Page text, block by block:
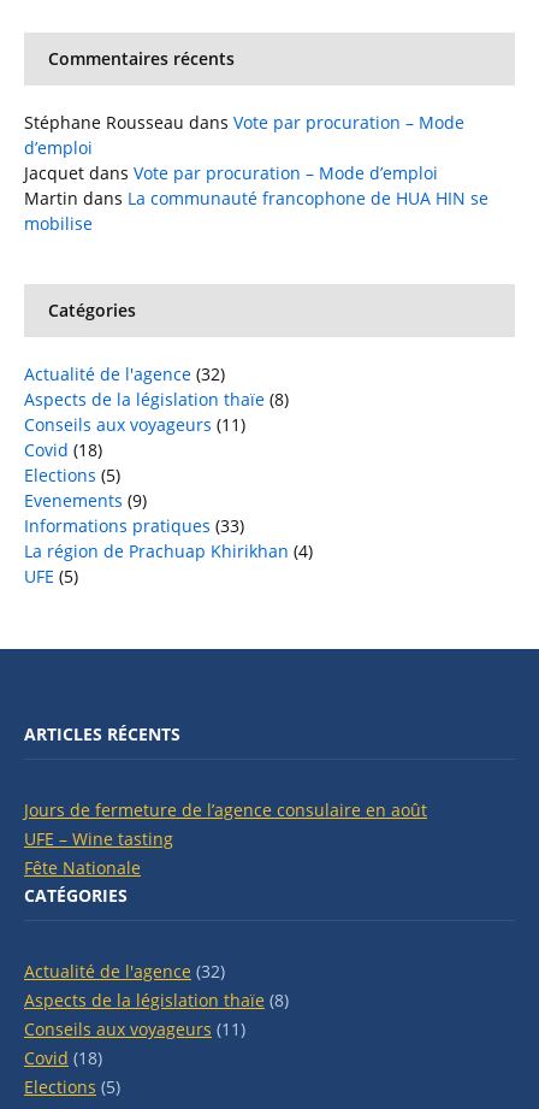
Commentaires récents
Stéphane Rousseau dans Vote par procuration – Mode
d’emploi
Jacquet dans Vote par procuration – Mode d’emploi
Martin dans La communauté francophone de HUA HIN se
mobilise
Catégories
Actualité de l'agence (32)
Aspects de la législation thaïe (8)
Conseils aux voyageurs (11)
Covid (18)
Elections (5)
Evenements (9)
Informations pratiques (33)
La région de Prachuap Khirikhan (4)
UFE (5)
ARTICLES RÉCENTS
Jours de fermeture de l’agence consulaire en août
UFE – Wine tasting
Fête Nationale
CATÉGORIES
Actualité de l'agence (32)
Aspects de la législation thaïe (8)
Conseils aux voyageurs (11)
Covid (18)
Elections (5)